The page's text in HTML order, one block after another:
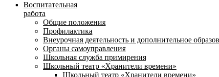
Воспитательная
работа
Общие положения
Профилактика
Внеурочная деятельность и дополнительное
Органы самоуправления
Школьная служба примирения
Школьный театр «Хранители времени»
Школьный театр «Хранители времени»